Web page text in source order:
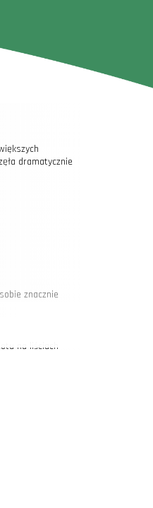
dramatycznie
znacznie
na liściach